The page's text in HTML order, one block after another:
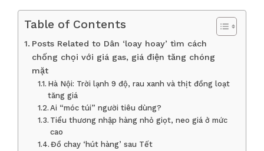
Table of Contents
Posts Related to Dân ‘loay hoay’ tìm cách
chống chọi với giá gas, giá điện tăng chóng
mặt
Hà Nội: Trời lạnh 9 độ, rau xanh và thịt đồng loạt
tăng giá
Ai “móc túi” người tiêu dùng?
Tiểu thương nhập hàng nhỏ giọt, neo giá ở mức
cao
Đồ chay ‘hút hàng’ sau Tết